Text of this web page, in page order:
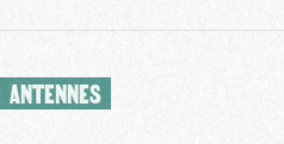
ANTENNES